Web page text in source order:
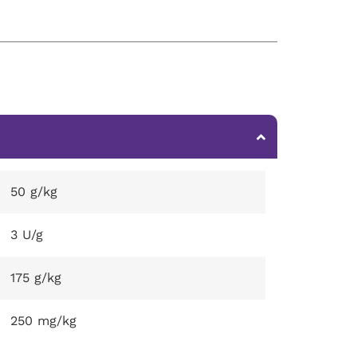
50 g/kg
3 U/g
175 g/kg
250 mg/kg